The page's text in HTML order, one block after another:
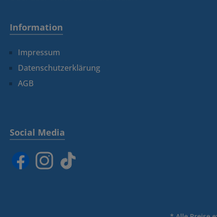
Information
Impressum
Datenschutzerklärung
AGB
Social Media